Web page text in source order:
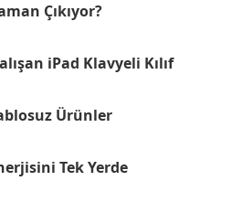
Çıkıyor?
iPad Klavyeli Kılıf
Ürünler
Tek Yerde